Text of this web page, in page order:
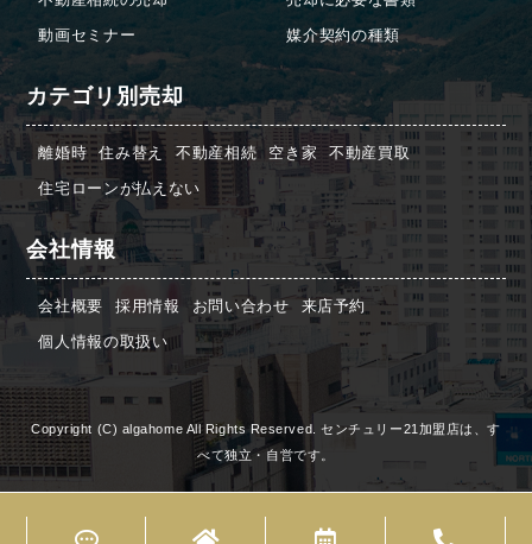
動画セミナー
媒介契約の種類
カテゴリ別売却
離婚時 住み替え 不動産相続 空き家
不動産買取
住宅ローンが払えない
会社情報
会社概要 採用情報 お問い合わせ
来店予約
個人情報の取扱い
Copyright (C) algahome All Rights Reserved. センチュリー21加盟店は、す
べて独立・自営です。